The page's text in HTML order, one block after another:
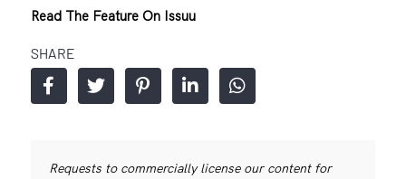
Read The Feature On Issuu
SHARE
Requests to commercially license our content for